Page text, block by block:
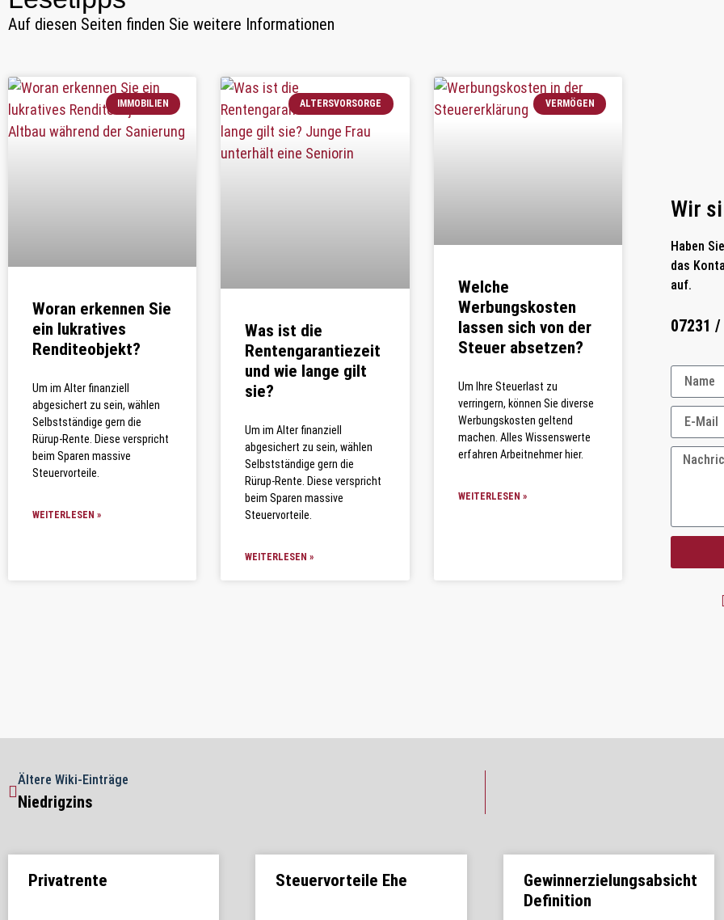
Auf diesen Seiten finden Sie weitere Informationen
IMMOBILIEN
Woran erkennen Sie
ein lukratives
Renditeobjekt?
Um im Alter finanziell
abgesichert zu sein, wählen
Selbstständige gern die
Rürup-Rente. Diese verspricht
beim Sparen massive
Steuervorteile.
WEITERLESEN »
ALTERSVORSORGE
Was ist die
Rentengarantiezeit
und wie lange gilt
sie?
Um im Alter finanziell
abgesichert zu sein, wählen
Selbstständige gern die
Rürup-Rente. Diese verspricht
beim Sparen massive
Steuervorteile.
WEITERLESEN »
VERMÖGEN
Welche
Werbungskosten
lassen sich von der
Steuer absetzen?
Um Ihre Steuerlast zu
verringern, können Sie diverse
Werbungskosten geltend
machen. Alles Wissenswerte
erfahren Arbeitnehmer hier.
WEITERLESEN »
Wir
Haben
das
auf.
07231
Ältere Wiki-Einträge
Niedrigzins
Privatrente Steuervorteile Ehe
Gewinnerzielungsabsicht
Definition